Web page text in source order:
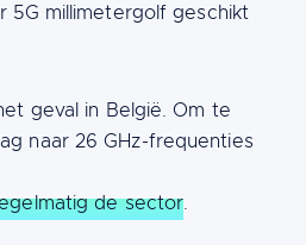
5G millimetergolf geschikt
geval in België. Om te
naar 26 GHz-frequenties
de sector.